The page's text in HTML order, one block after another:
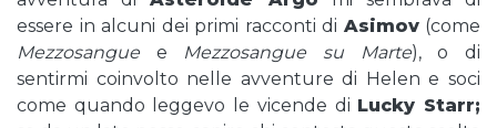
essere in alcuni dei primi racconti di Asimov(come
Mezzosangue e Mezzosangue su Marte), o di
sentirmi coinvolto nelle avventure di Helen e soci
come quando leggevo le vicende di Lucky Starr;